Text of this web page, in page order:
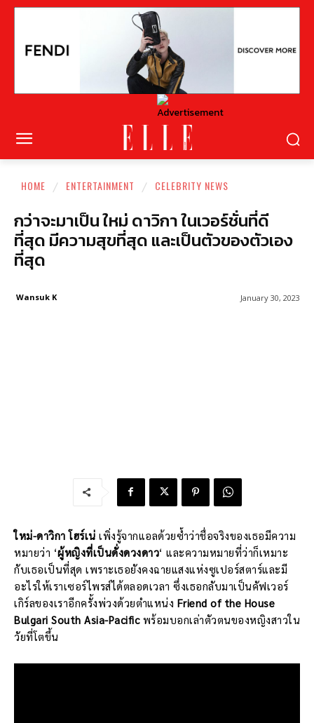
HOME ENTERTAINMENT CELEBRITY NEWS
กว่าจะมาเป็น ใหม่ ดาวิกา ในเวอร์ชั่นที่ดี
ที่สุด มีความสุขที่สุด และเป็นตัวของตัวเอง
ที่สุด
January 30, 2023
Wansuk K
ใหม่-ดาวิกา​ โฮร์เน่ เพิ่งรู้จากแอลด้วยซ้ำว่าชื่อจริงของเธอมีความ
หมายว่า ‘ผู้หญิงที่เป็นดั่งดวงดาว‘ และความหมายที่ว่าก็เหมาะ
กับเธอเป็นที่สุด เพราะเธอยังคงฉายแสงแห่งซูเปอร์สตาร์และมี
อะไรให้เราเซอร์ไพรส์ได้ตลอดเวลา ซึ่งเธอกลับมาเป็นคัฟเวอร์
เกิร์ลของเราอีกครั้งพ่วงด้วยตำแหน่ง Friend of the House
Bulgari South Asia-Pacificพร้อมบอกเล่าตัวตนของหญิงสาวใน
วัยที่โตขึ้น